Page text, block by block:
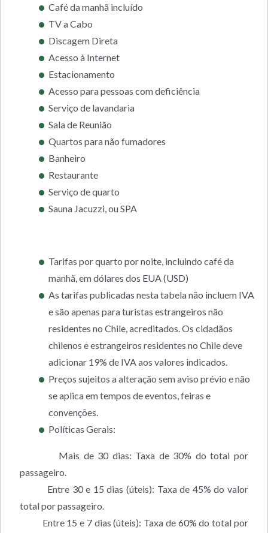
Café da manhã incluído
TV a Cabo
Discagem Direta
Acesso à Internet
Estacionamento
Acesso para pessoas com deficiência
Serviço de lavandaria
Sala de Reunião
Quartos para não fumadores
Banheiro
Restaurante
Serviço de quarto
Sauna Jacuzzi, ou SPA
Tarifas por quarto por noite, incluindo café da
manhã, em dólares dos EUA (USD)
As tarifas publicadas nesta tabela não incluem IVA
e são apenas para turistas estrangeiros não
residentes no Chile, acreditados. Os cidadãos
chilenos e estrangeiros residentes no Chile deve
adicionar 19% de IVA aos valores indicados.
Preços sujeitos a alteração sem aviso prévio e não
se aplica em tempos de eventos, feiras e
convenções.
Políticas Gerais:
Mais de 30 dias: Taxa de 30% do total por
passageiro.
Entre 30 e 15 dias (úteis): Taxa de 45% do valor
total por passageiro.
Entre 15 e 7 dias (úteis): Taxa de 60% do total por